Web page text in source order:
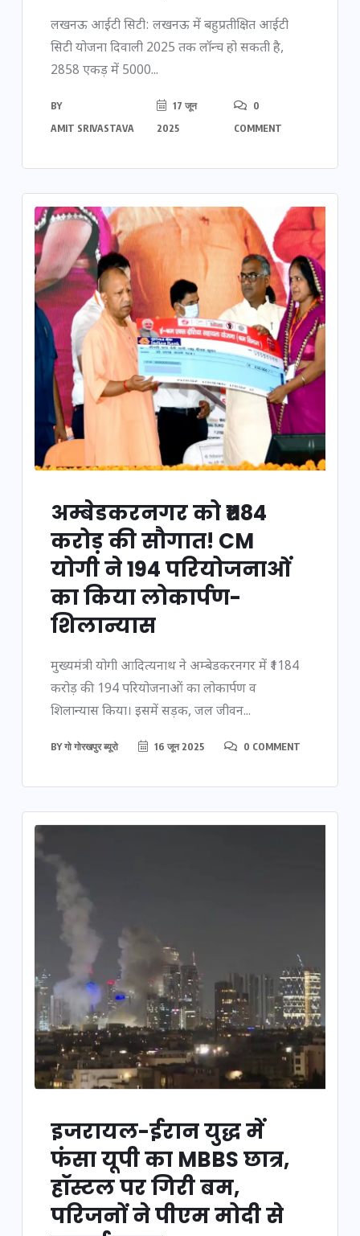
लखनऊ आईटी सिटी: लखनऊ में बहुप्रतीक्षित आईटी
सिटी योजना दिवाली 2025 तक लॉन्च हो सकती है,
2858 एकड़ में 5000...
BY
AMIT SRIVASTAVA
17 जून
2025
0
COMMENT
अम्बेडकरनगर को ₹1184
करोड़ की सौगात! CM
योगी ने 194 परियोजनाओं
का किया लोकार्पण-
शिलान्यास
मुख्यमंत्री योगी आदित्यनाथ ने अम्बेडकरनगर में ₹1184
करोड़ की 194 परियोजनाओं का लोकार्पण व
शिलान्यास किया। इसमें सड़क, जल जीवन...
BYगो गोरखपुर ब्यूरो 16 जून 2025 0 COMMENT
इजरायल-ईरान युद्ध में
फंसा यूपी का MBBS छात्र,
हॉस्टल पर गिरी बम,
परिजनों ने पीएम मोदी से